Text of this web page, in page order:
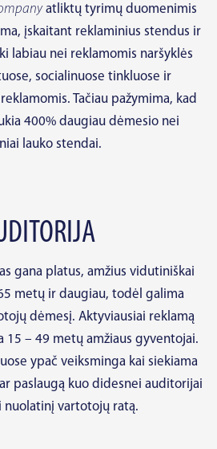
atliktų tyrimų duomenimis
įskaitant reklaminius stendus ir
labiau nei reklamomis naršyklės
socialinuose tinkluose ir
Tačiau pažymima, kad
400% daugiau dėmesio nei
lauko stendai.
gana platus, amžius vidutiniškai
metų ir daugiau, todėl galima
dėmesį. Aktyviausiai reklamą
15 – 49 metų amžiaus gyventojai.
ypač veiksminga kai siekiama
paslaugą kuo didesnei auditorijai
vartotojų ratą.